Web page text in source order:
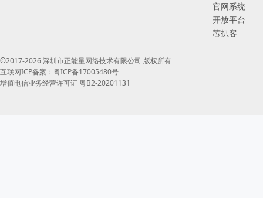
官网系统
开放平台
芯扒客
©2017-2026 深圳市正能量网络技术有限公司 版权所有
互联网ICP备案：粤ICP备17005480号
增值电信业务经营许可证 粤B2-20201131